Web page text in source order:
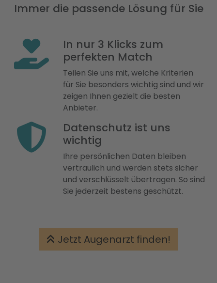
Immer die passende Lösung für Sie
In nur 3 Klicks zum
perfekten Match
Teilen Sie uns mit, welche Kriterien
für Sie besonders wichtig sind und wir
zeigen Ihnen gezielt die besten
Anbieter.
Datenschutz ist uns
wichtig
Ihre persönlichen Daten bleiben
vertraulich und werden stets sicher
und verschlüsselt übertragen. So sind
Sie jederzeit bestens geschützt.
Jetzt Augenarzt finden!